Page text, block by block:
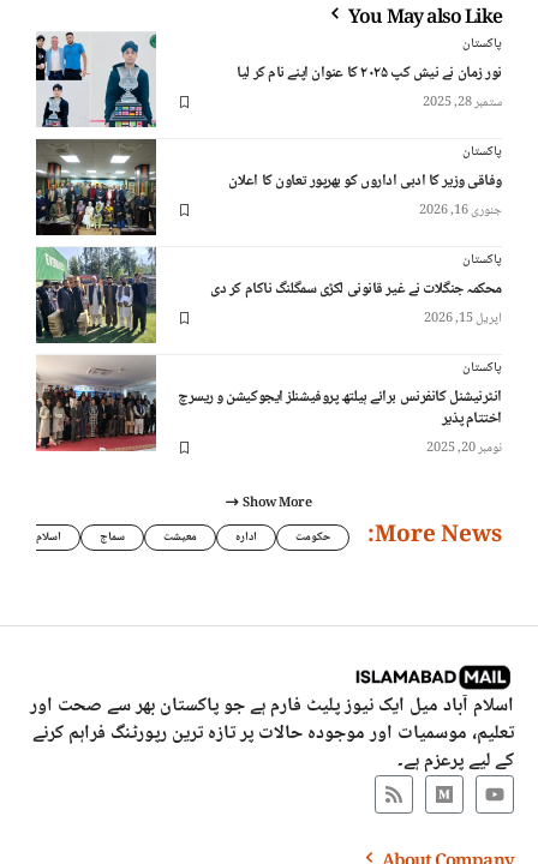
You May also Like
پاکستان
نور زمان نے نیش کپ ۲۰۲۵ کا عنوان اپنے نام کر لیا
ستمبر 28, 2025
پاکستان
وفاقی وزیر کا ادبی اداروں کو بھرپور تعاون کا اعلان
جنوری 16, 2026
پاکستان
محکمہ جنگلات نے غیر قانونی لکڑی سمگلنگ ناکام کر دی
اپریل 15, 2026
پاکستان
انٹرنیشنل کانفرنس برائے ہیلتھ پروفیشنلز ایجوکیشن و ریسرچ
اختتام پذیر
نومبر 20, 2025
Show More
More News: حکومت ادارہ معیشت سماج اسلام
اسلام آباد میل ایک نیوز پلیٹ فارم ہے جو پاکستان بھر سے صحت اور
تعلیم، موسمیات اور موجودہ حالات پر تازہ ترین رپورٹنگ فراہم کرنے
کے لیے پرعزم ہے۔